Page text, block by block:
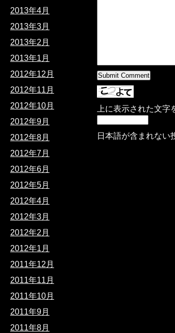
上に表示された文字
日本語が含まれない
2013年4月
2013年3月
2013年2月
2013年1月
2012年12月
2012年11月
2012年10月
2012年9月
2012年8月
2012年7月
2012年6月
2012年5月
2012年4月
2012年3月
2012年2月
2012年1月
2011年12月
2011年11月
2011年10月
2011年9月
2011年8月